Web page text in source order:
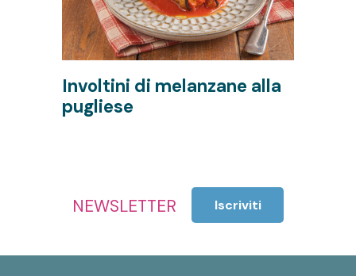
Involtini di melanzane alla
pugliese
NEWSLETTER Iscriviti